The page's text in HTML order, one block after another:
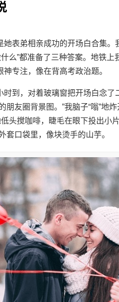
表弟相亲成功的开场白合集。
么”都准备了三种答案。地铁
专注，像在背高考政治题。
到，对着玻璃窗把开场白念
友圈背景图。”我脑子“嗡”地
头搅咖啡，睫毛在眼下投出小
套口袋里，像块烫手的山芋。